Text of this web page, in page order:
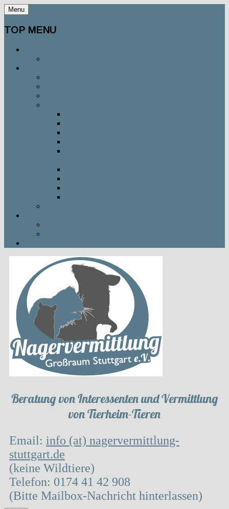
Menu
TOP MENU
Beratung von Interessenten und Vermittlung
von Tierheim-Tieren
Email: info (at) nagervermittlung-
stuttgart.de
(keine Wildtiere)
Telefon: 0174 41 42 908
(Bitte Mailbox-Nachricht hinterlassen)